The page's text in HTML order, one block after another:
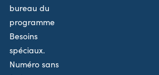
bureau du
programme
Besoins
spéciaux.
Numéro sans